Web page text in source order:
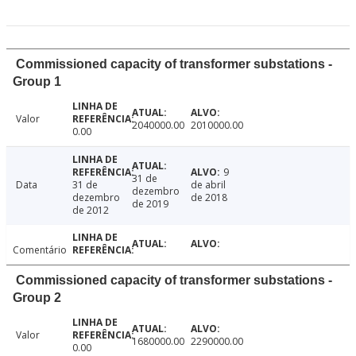
Commissioned capacity of transformer substations -
Group 1
Valor
0.00
2040000.00 2010000.00
Data
31 de
dezembro
de 2012
31 de
dezembro
de 2019
9
de abril
de 2018
Comentário
Commissioned capacity of transformer substations -
Group 2
Valor
0.00
1680000.00 2290000.00